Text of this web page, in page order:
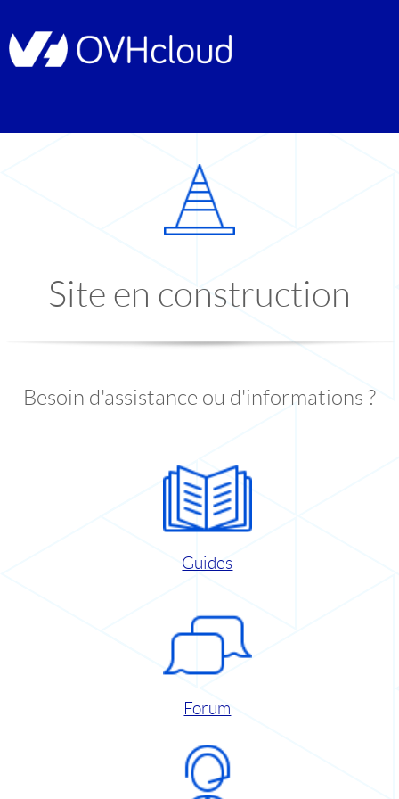
Site en construction
Besoin d'assistance ou d'informations ?
Guides
Forum